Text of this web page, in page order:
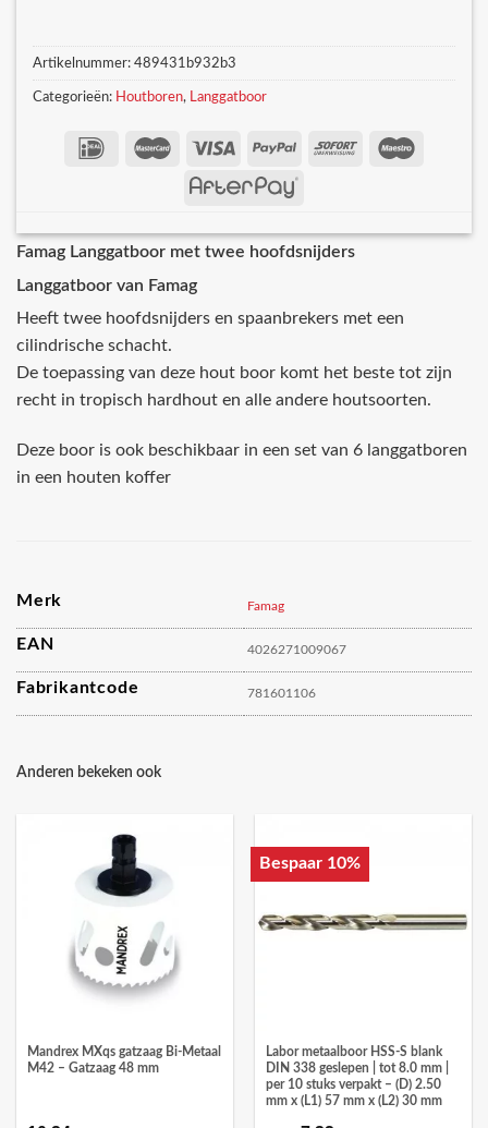
Artikelnummer: 489431b932b3
Categorieën: Houtboren, Langgatboor
Famag Langgatboor met twee hoofdsnijders
Langgatboor van Famag
Heeft twee hoofdsnijders en spaanbrekers met een
cilindrische schacht.
De toepassing van deze hout boor komt het beste tot zijn
recht in tropisch hardhout en alle andere houtsoorten.
Deze boor is ook beschikbaar in een set van 6 langgatboren
in een houten koffer
Merk Famag
EAN 4026271009067
Fabrikantcode 781601106
Anderen bekeken ook
Mandrex MXqs gatzaag Bi-Metaal
M42 – Gatzaag 48 mm
Bespaar 10%
Labor metaalboor HSS-S blank
DIN 338 geslepen | tot 8.0 mm |
per 10 stuks verpakt – (D) 2.50
mm x (L1) 57 mm x (L2) 30 mm